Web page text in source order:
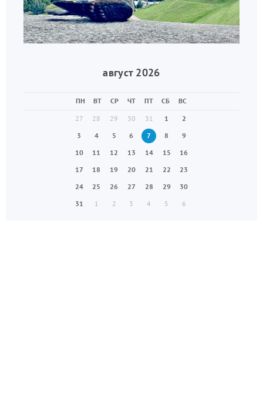
август 2026
ПН ВТ СР ЧТ ПТ СБ
ВС
27
28 29 30 31 1
2
3
4 5 6 7 8
9
10
11 12 13 14 15
16
17
18 19 20 21 22
23
24
25 26 27 28 29
30
31
1 2 3 4 5 6